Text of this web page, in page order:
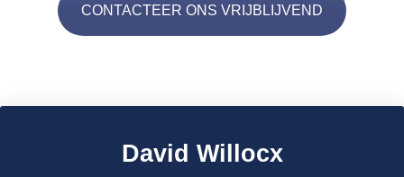
CONTACTEER ONS VRIJBLIJVEND
David Willocx